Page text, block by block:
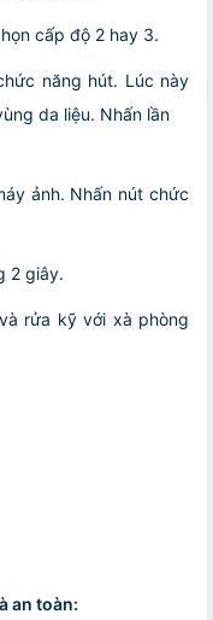
cấp độ 2 hay 3.
năng hút. Lúc này
da liệu. Nhấn lần
ảnh. Nhấn nút chức
2 giây.
rửa kỹ với xà phòng
an toàn: